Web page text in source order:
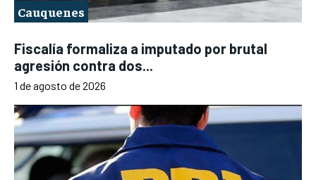
Cauquenes
Fiscalía formaliza a imputado por brutal
agresión contra dos...
1 de agosto de 2026